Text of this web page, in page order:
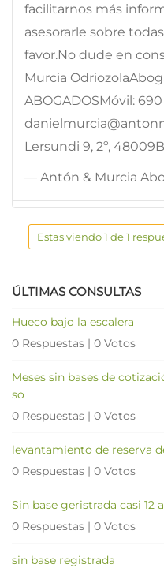
facilitarnos más
asesorarle sobre
favor.No dude en
Murcia
ABOGADOSMóvil:
Lersundi 9, 2º,
— Antón & Murcia
Estas viendo 1 de 1
ÚLTIMAS CONSULTAS
Hueco bajo la escalera
0 Respuestas | 0 Votos
Meses sin bases de
so
0 Respuestas | 0 Votos
levantamiento de reserva
0 Respuestas | 0 Votos
Sin base geristrada casi 12
0 Respuestas | 0 Votos
sin base registrada